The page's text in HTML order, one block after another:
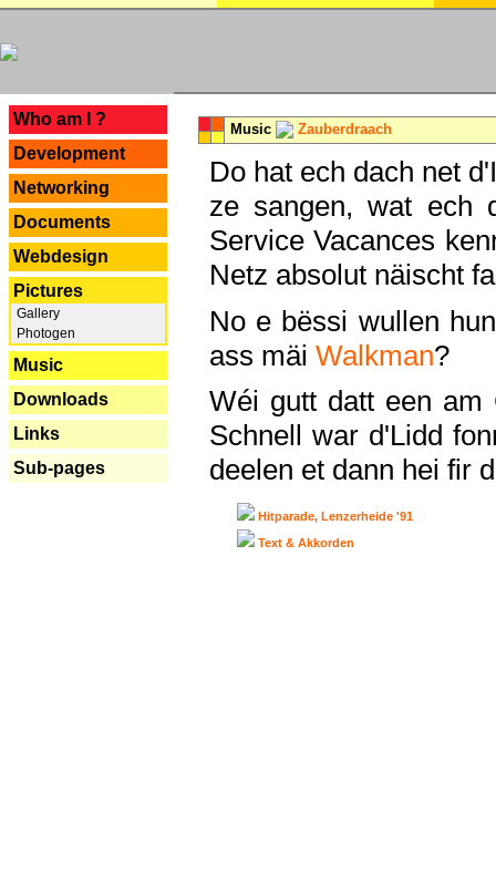
Who am I ?
Development
Networking
Documents
Webdesign
Pictures
Gallery
Photogen
Music
Downloads
Links
Sub-pages
Music Zauberdraach
Do hat ech dach net
ze sangen, wat ech
Service Vacances
Netz absolut näischt
No e bëssi wullen
ass mäi Walkman?
Wéi gutt datt een am
Schnell war d'Lidd
deelen et dann hei fir
Hitparade, Lenzerheide '91
Text & Akkorden